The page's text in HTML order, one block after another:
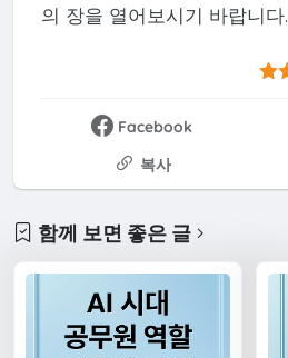
의 장을 열어보시기 바랍니다.
Facebook
복사
함께 보면 좋은 글